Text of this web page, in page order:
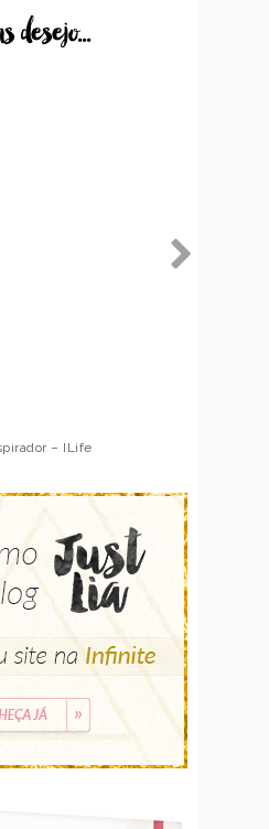
desejo...
– ILife